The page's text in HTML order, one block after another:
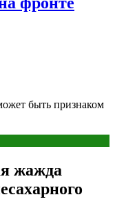
быть признаком
жажда